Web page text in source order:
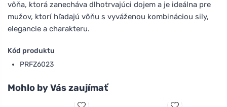
vôňa, ktorá zanecháva dlhotrvajúci dojem a je ideálna pre
mužov, ktorí hľadajú vôňu s vyváženou kombináciou sily,
elegancie a charakteru.
Kód produktu
PRFZ6023
Mohlo by Vás zaujímať